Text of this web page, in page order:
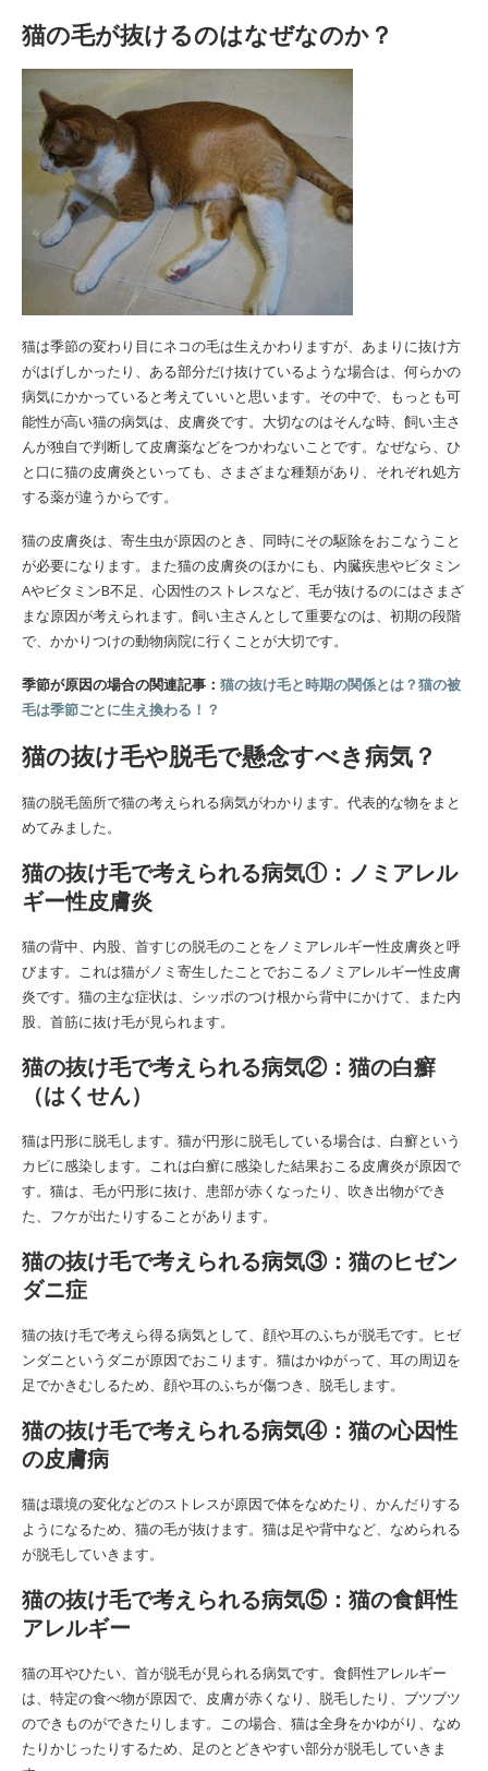
猫の毛が抜けるのはなぜなのか？
猫は季節の変わり目にネコの毛は生えかわりますが、あまりに抜け方
がはげしかったり、ある部分だけ抜けているような場合は、何らかの
病気にかかっていると考えていいと思います。その中で、もっとも可
能性が高い猫の病気は、皮膚炎です。大切なのはそんな時、飼い主さ
んが独自で判断して皮膚薬などをつかわないことです。なぜなら、ひ
と口に猫の皮膚炎といっても、さまざまな種類があり、それぞれ処方
する薬が違うからです。
猫の皮膚炎は、寄生虫が原因のとき、同時にその駆除をおこなうこと
が必要になります。また猫の皮膚炎のほかにも、内臓疾患やビタミン
AやビタミンB不足、心因性のストレスなど、毛が抜けるのにはさまざ
まな原因が考えられます。飼い主さんとして重要なのは、初期の段階
で、かかりつけの動物病院に行くことが大切です。
季節が原因の場合の関連記事： 猫の抜け毛と時期の関係とは？猫の被
毛は季節ごとに生え換わる！？
猫の抜け毛や脱毛で懸念すべき病気？
猫の脱毛箇所で猫の考えられる病気がわかります。代表的な物をまと
めてみました。
猫の抜け毛で考えられる病気①：ノミアレル
ギー性皮膚炎
猫の背中、内股、首すじの脱毛のことをノミアレルギー性皮膚炎と呼
びます。これは猫がノミ寄生したことでおこるノミアレルギー性皮膚
炎です。猫の主な症状は、シッポのつけ根から背中にかけて、また内
股、首筋に抜け毛が見られます。
猫の抜け毛で考えられる病気②：猫の白癬
（はくせん）
猫は円形に脱毛します。猫が円形に脱毛している場合は、白癬という
カビに感染します。これは白癬に感染した結果おこる皮膚炎が原因で
す。猫は、毛が円形に抜け、患部が赤くなったり、吹き出物ができ
た、フケが出たりすることがあります。
猫の抜け毛で考えられる病気③：猫のヒゼン
ダニ症
猫の抜け毛で考えら得る病気として、顔や耳のふちが脱毛です。ヒゼ
ンダニというダニが原因でおこります。猫はかゆがって、耳の周辺を
足でかきむしるため、顔や耳のふちが傷つき、脱毛します。
猫の抜け毛で考えられる病気④：猫の心因性
の皮膚病
猫は環境の変化などのストレスが原因で体をなめたり、かんだりする
ようになるため、猫の毛が抜けます。猫は足や背中など、なめられる
が脱毛していきます。
猫の抜け毛で考えられる病気⑤：猫の食餌性
アレルギー
猫の耳やひたい、首が脱毛が見られる病気です。食餌性アレルギー
は、特定の食べ物が原因で、皮膚が赤くなり、脱毛したり、ブツブツ
のできものができたりします。この場合、猫は全身をかゆがり、なめ
たりかじったりするため、足のとどきやすい部分が脱毛していきま